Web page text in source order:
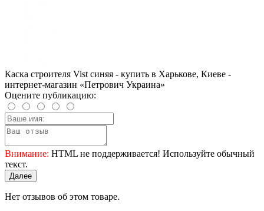
Каска строителя Vist синяя - купить в Харькове, Киеве -
интернет-магазин «Петрович Украина»
Оцените публикацию:
Внимание: HTML не поддерживается! Используйте обычный
текст.
Далее
Нет отзывов об этом товаре.